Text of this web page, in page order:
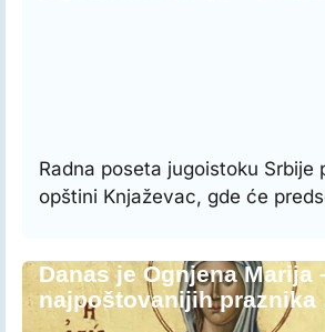
Radna poseta jugoistoku Srbije
opštini Knjaževac, gde će
Danas je Ognjena Marija
najpoštovanijih